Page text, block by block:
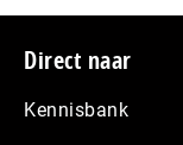
Footer
Direct naar
Kennisbank